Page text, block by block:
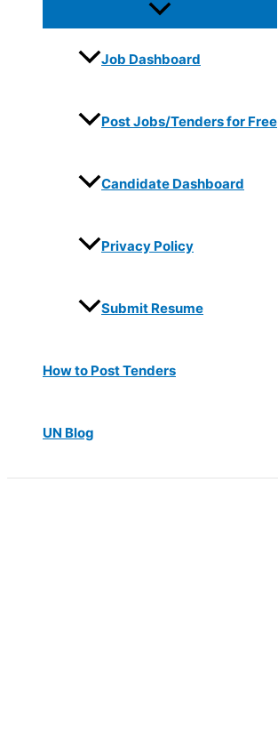
Job Dashboard
Post Jobs/Tenders for Free
Candidate Dashboard
Privacy Policy
Submit Resume
How to Post Tenders
UN Blog